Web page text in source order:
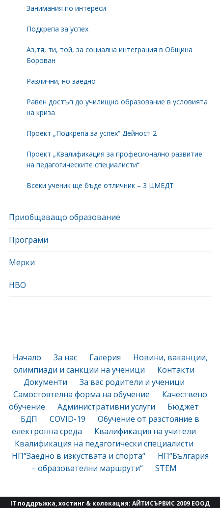
Занимания по интереси
Подкрепа за успех
Аз,тя, ти, той, за социална интеграция в Община
Борован
Различни, но заедно
Равен достъп до училищно образование в условията
на криза
Проект „Подкрепа за успех“ Дейност 2
Проект „Квалификация за професионално развитие
на педагогическите специалисти“
Всеки ученик ще бъде отличник – 3 ЦМЕДТ
Приобщаващо образование
Програми
Мерки
НВО
Начало За нас Галерия
Новини, ваканции,
олимпиади и санкции на ученици
Контакти
Документи
За вас родители и ученици
Самостоятелна форма на обучение
Качествено
обучение
Административни услуги
Бюджет
БДП
COVID-19
Обучение от разстояние в
електронна среда
Квалификация на учители
Квалификация на педагогически специалисти
НП“Заедно в изкуствата и спорта“
НП“България
– образователни маршрути“
STEM
IT поддръжка, хостинг & колокация: АЙТИСЪРВИС 2009 ЕООД